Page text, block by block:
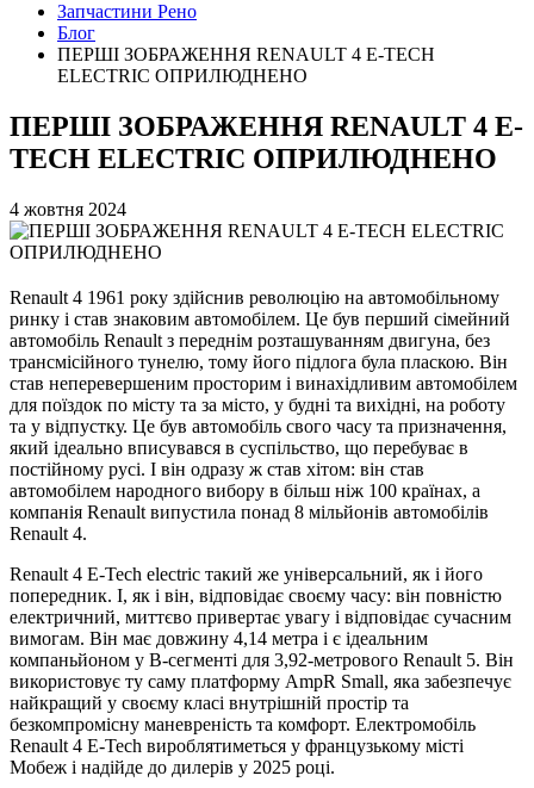
Запчастини Рено
Блог
ПЕРШІ ЗОБРАЖЕННЯ RENAULT 4 E-TECH
ELECTRIC ОПРИЛЮДНЕНО
ПЕРШІ ЗОБРАЖЕННЯ RENAULT 4 E-
TECH ELECTRIC ОПРИЛЮДНЕНО
4 жовтня 2024
Renault 4 1961 року здійснив революцію на автомобільному
ринку і став знаковим автомобілем. Це був перший сімейний
автомобіль Renault з переднім розташуванням двигуна, без
трансмісійного тунелю, тому його підлога була пласкою. Він
став неперевершеним просторим і винахідливим автомобілем
для поїздок по місту та за місто, у будні та вихідні, на роботу
та у відпустку. Це був автомобіль свого часу та призначення,
який ідеально вписувався в суспільство, що перебуває в
постійному русі. І він одразу ж став хітом: він став
автомобілем народного вибору в більш ніж 100 країнах, а
компанія Renault випустила понад 8 мільйонів автомобілів
Renault 4.
Renault 4 E-Tech electric такий же універсальний, як і його
попередник. І, як і він, відповідає своєму часу: він повністю
електричний, миттєво привертає увагу і відповідає сучасним
вимогам. Він має довжину 4,14 метра і є ідеальним
компаньйоном у В-сегменті для 3,92-метрового Renault 5. Він
використовує ту саму платформу AmpR Small, яка забезпечує
найкращий у своєму класі внутрішній простір та
безкомпромісну маневреність та комфорт. Електромобіль
Renault 4 E-Tech вироблятиметься у французькому місті
Мобеж і надійде до дилерів у 2025 році.